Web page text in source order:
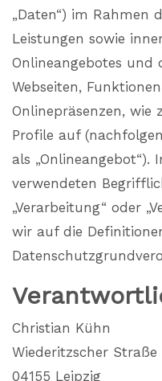
„Daten“) im Rahmen
Leistungen sowie
Onlineangebotes
Webseiten,
Onlinepräsenzen, wie
Profile auf
als „Onlineangebot“).
verwendeten
„Verarbeitung“ oder
wir auf die
Christian Kühn
Wiederitzscher Straße
04155 Leipzig